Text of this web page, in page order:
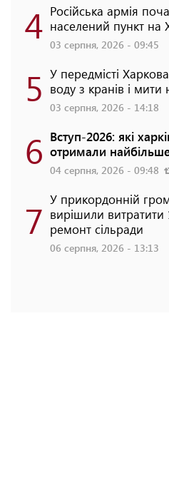
4 Російська армія
населений пункт на
03 серпня, 2026 - 09:45
5 У передмісті
воду з кранів і
03 серпня, 2026 - 14:18
6 Вступ-2026: які
отримали найбільше
04 серпня, 2026 - 09:48
7 У прикордонній
вирішили
ремонт сільради
06 серпня, 2026 - 13:13